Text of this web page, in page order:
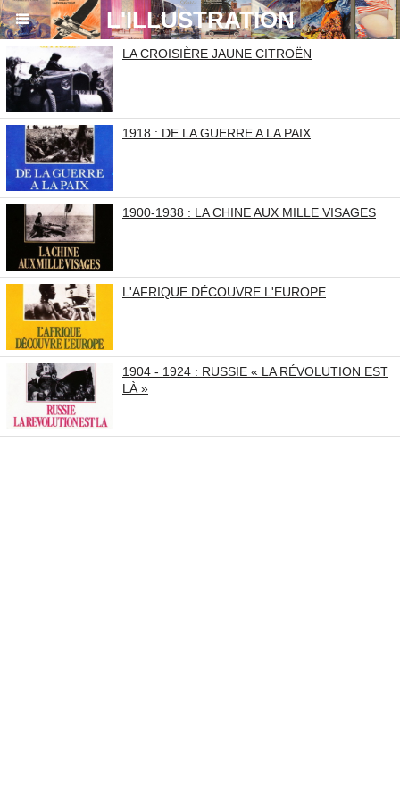
864ac6eda9bb1d7aa19fa0c6b0fa54ef.txt
L'ILLUSTRATION
LA CROISIÈRE JAUNE CITROËN
1918 : DE LA GUERRE A LA PAIX
1900-1938 : LA CHINE AUX MILLE VISAGES
L'AFRIQUE DÉCOUVRE L'EUROPE
1904 - 1924 : RUSSIE « LA RÉVOLUTION EST
LÀ »